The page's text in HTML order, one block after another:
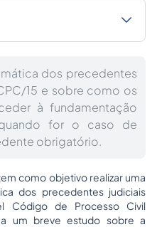
dos precedentes
15 e sobre como os
à fundamentação
for o caso de
obrigatório.
como objetivo realizar uma
dos precedentes judiciais
Código de Processo Civil
um breve estudo sobre a